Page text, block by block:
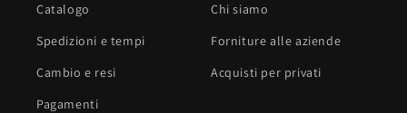
Catalogo
Spedizioni e tempi
Cambio e resi
Pagamenti
Chi siamo
Forniture alle aziende
Acquisti per privati